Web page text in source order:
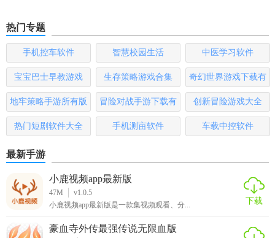
热门专题
手机控车软件 智慧校园生活 中医学习软件
宝宝巴士早教游戏 生存策略游戏合集
奇幻世界游戏下载有
哪些
地牢策略手游所有版
本
冒险对战手游下载有
哪些
创新冒险游戏大全
热门短剧软件大全 手机测亩软件 车载中控软件
最新手游
小鹿视频app最新版
47M
v1.0.5
小鹿视频app最新版是一款集视频观看、分...
下载
豪血寺外传最强传说无限血版